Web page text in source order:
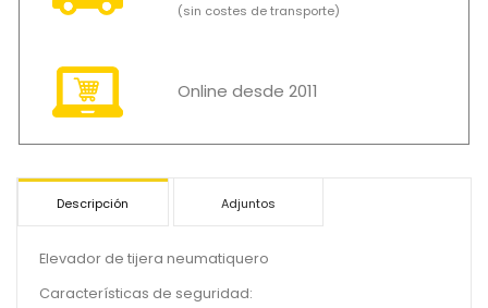
(sin costes de transporte)
Online desde 2011
Descripción Adjuntos
Elevador de tijera neumatiquero
Características de seguridad: